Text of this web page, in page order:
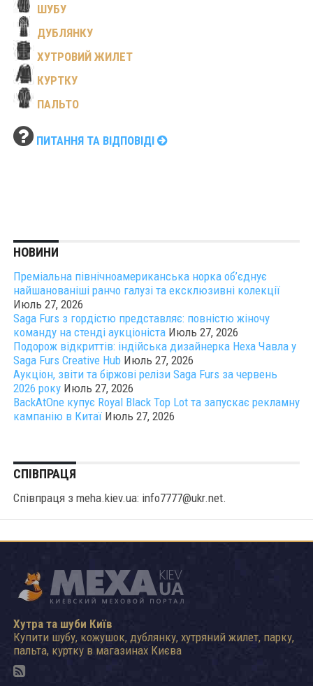
ШУБУ
ДУБЛЯНКУ
ХУТРОВИЙ ЖИЛЕТ
КУРТКУ
ПАЛЬТО
ПИТАННЯ ТА ВІДПОВІДІ
НОВИНИ
Преміальна північноамериканська норка об’єднує
найшанованіші ранчо галузі та ексклюзивні колекції
Июль 27, 2026
Saga Furs з гордістю представляє: повністю жіночу
команду на стенді аукціоніста Июль 27, 2026
Подорож відкриттів: індійська дизайнерка Неха Чавла у
Saga Furs Creative Hub Июль 27, 2026
Аукціон, звіти та біржові релізи Saga Furs за червень
2026 року Июль 27, 2026
BackAtOne купує Royal Black Top Lot та запускає рекламну
кампанію в Китаї Июль 27, 2026
СПІВПРАЦЯ
Співпраця з meha.kiev.ua: info7777@ukr.net.
Хутра та шуби Київ
Купити шубу, кожушок, дублянку, хутряний жилет, парку,
пальта, куртку в магазинах Києва